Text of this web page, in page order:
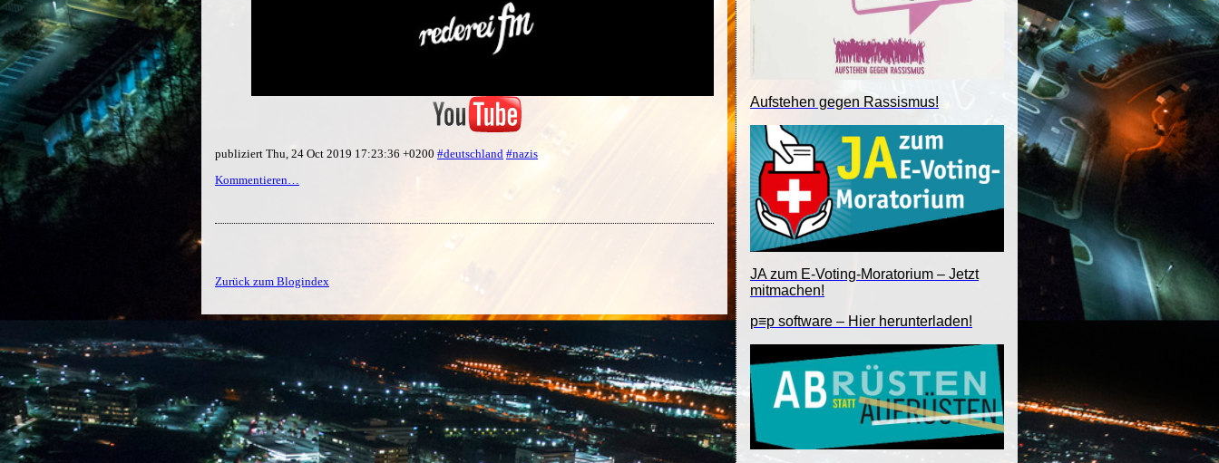
Aufstehen gegen Rassismus!
JA zum E-Voting-Moratorium – Jetzt
mitmachen!
p≡p software – Hier herunterladen!
publiziert Thu, 24 Oct 2019 17:23:36 +0200 #deutschland #nazis
Kommentieren…
Zurück zum Blogindex